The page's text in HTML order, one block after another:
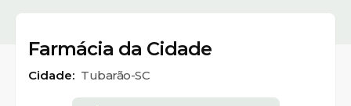
Farmácia da Cidade
Cidade: Tubarão-SC